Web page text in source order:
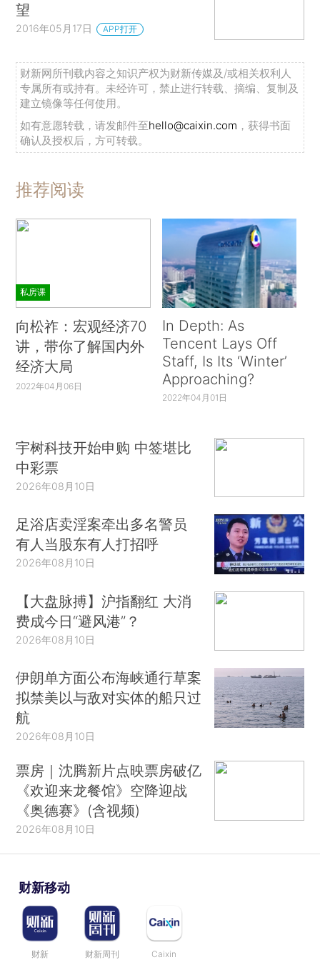
望
2016年05月17日 APP打开
财新网所刊载内容之知识产权为财新传媒及/或相关权利人
专属所有或持有。未经许可，禁止进行转载、摘编、复制及
建立镜像等任何使用。
如有意愿转载，请发邮件至hello@caixin.com ，获得书面
确认及授权后，方可转载。
推荐阅读
私房课
向松祚：宏观经济70
讲，带你了解国内外
经济大局
2022年04月06日
In Depth: As
Tencent Lays Off
Staff, Is Its ‘Winter’
Approaching?
2022年04月01日
宇树科技开始申购 中签堪比
中彩票
2026年08月10日
足浴店卖淫案牵出多名警员
有人当股东有人打招呼
2026年08月10日
【大盘脉搏】沪指翻红 大消
费成今日“避风港”？
2026年08月10日
伊朗单方面公布海峡通行草案
拟禁美以与敌对实体的船只过
航
2026年08月10日
票房｜沈腾新片点映票房破亿
《欢迎来龙餐馆》空降迎战
《奥德赛》(含视频)
2026年08月10日
财新移动
财新 财新周刊 Caixin